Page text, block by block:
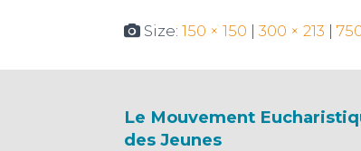
Size: 150 × 150 300 × 213
Le Mouvement
des Jeunes